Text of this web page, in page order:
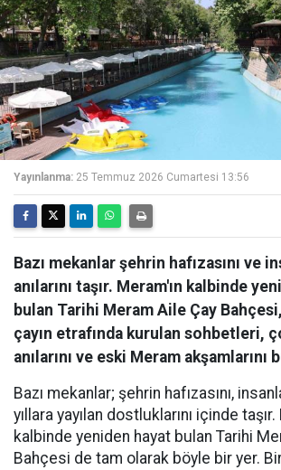
Yayınlanma: 25 Temmuz 2026 Cumartesi 13:56
Bazı mekanlar şehrin hafızasını ve
anılarını taşır. Meram'ın kalbinde
bulan Tarihi Meram Aile Çay
çayın etrafında kurulan sohbetleri,
anılarını ve eski Meram akşamlarını
Bazı mekanlar; şehrin hafızasını,
yıllara yayılan dostluklarını içinde taşır.
kalbinde yeniden hayat bulan Tarihi
Bahçesi de tam olarak böyle bir yer.